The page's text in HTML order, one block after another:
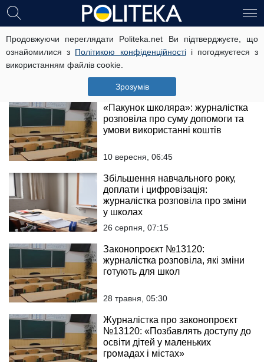
Продовжуючи переглядати Politeka.net Ви підтверджуєте, що
ознайомилися з Політикою конфіденційностіі погоджуєтеся з
використанням файлів cookie.
Зрозумів
Безкоштовні сніданки для
школярів Житомирської області:
хто може разраховувати на
підтримку від держави
сьогодні, 09:20
«Пакунок школяра»: журналістка
розповіла про суму допомоги та
умови використанні коштів
10 вересня, 06:45
Збільшення навчального року,
доплати і цифровізація:
журналістка розповіла про зміни
у школах
26 серпня, 07:15
Законопроєкт №13120:
журналістка розповіла, які зміни
готують для школ
28 травня, 05:30
Журналістка про законопроєкт
№13120: «Позбавлять доступу до
освіти дітей у маленьких
громадах і містах»